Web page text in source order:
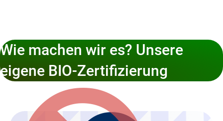
Wie machen wir es? Unsere
eigene BIO-Zertifizierung